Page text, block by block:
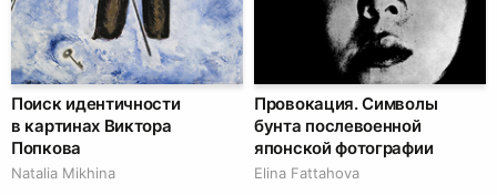
Поиск идентичности
в картинах Виктора
Попкова
Natalia Mikhina
Провокация. Символы
бунта послевоенной
японской фотографии
Elina Fattahova